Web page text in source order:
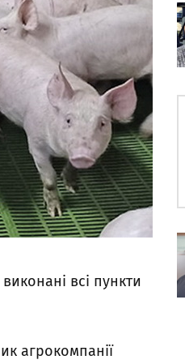
всі пункти
агрокомпанії